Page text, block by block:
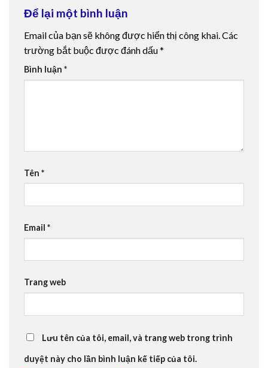
Để lại một bình luận
Email của bạn sẽ không được hiển thị công khai.Các
trường bắt buộc được đánh dấu*
Bình luận *
Tên *
Email *
Trang web
Lưu tên của tôi, email, và trang web trong trình
duyệt này cho lần bình luận kế tiếp của tôi.